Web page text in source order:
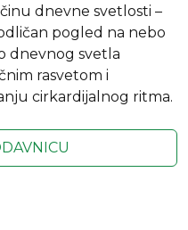
dnevne svetlosti –
pogled na nebo
dnevnog svetla
rasvetom i
cirkardijalnog ritma.